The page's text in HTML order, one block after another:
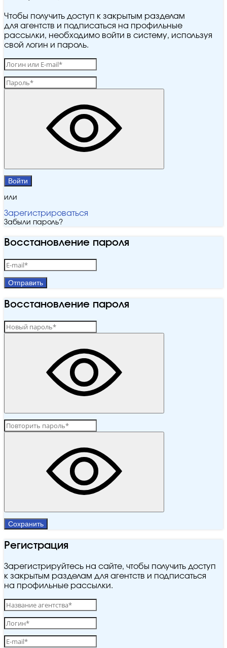
Чтобы получить доступ к закрытым разделам
для агентств и подписаться на профильные
рассылки, необходимо войти в систему, используя
свой логин и пароль.
Войти
или
Зарегистрироваться
Забыли пароль?
Восстановление пароля
Отправить
Восстановление пароля
Сохранить
Регистрация
Зарегистрируйтесь на сайте, чтобы получить доступ
к закрытым разделам для агентств и подписаться
на профильные рассылки.